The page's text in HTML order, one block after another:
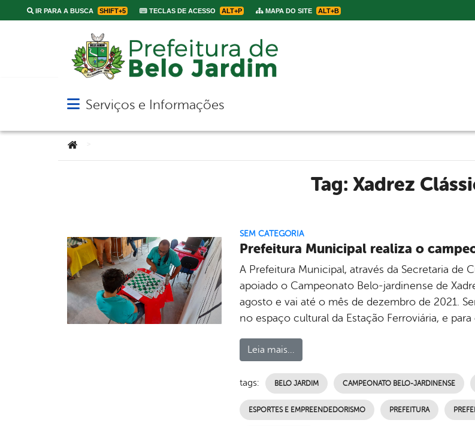
IR PARA A BUSCA SHIFT+5 TECLAS DE ACESSO ALT+P MAPA DO SITE ALT+B
Abrir menu principal de navegação
Serviços e Informações
Você está aqui:
Tag: Xadrez
SEM CATEGORIA
Prefeitura Municipal realiza o
A Prefeitura Municipal, através da Secretaria de
apoiado o Campeonato Belo-jardinense de
agosto e vai até o mês de dezembro de 2021.
no espaço cultural da Estação Ferroviária, e para
Leia mais...
tags: BELO JARDIM CAMPEONATO BELO-JARDINENSE
ESPORTES E EMPREENDEDORISMO PREFEITURA